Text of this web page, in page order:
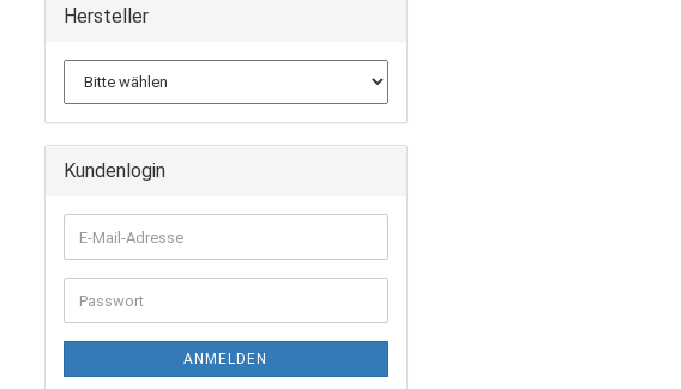
Hersteller
Kundenlogin
E-
Mail-
Adresse
Passwort
ANMELDEN